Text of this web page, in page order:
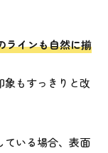
ラインも自然に揃
象もすっきりと改
ている場合、表面